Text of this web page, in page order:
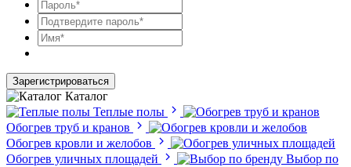
Зарегистрироваться
Каталог
Теплые полы
Обогрев труб и кранов
Обогрев кровли и желобов
Обогрев уличных площадей
Выбор по